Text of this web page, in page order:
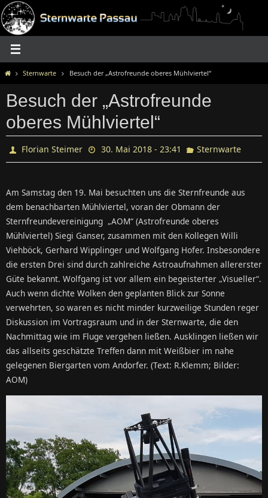
Zum
Inhalt
springen
HomeSternwarte Besuch der „Astrofreunde oberes Mühlviertel“
Besuch der „Astrofreunde
oberes Mühlviertel“
Florian Steimer 30. Mai 2018 - 23:41 Sternwarte
Am Samstag den 19. Mai besuchten uns die Sternfreunde aus
dem benachbarten Mühlviertel, voran der Obmann der
Sternfreundevereinigung „AOM“ (Astrofreunde oberes
Mühlviertel) Siegi Ganser, zusammen mit den Kollegen Willi
Viehböck, Gerhard Wipplinger und Wolfgang Hofer. Insbesondere
die ersten Drei sind durch zahlreiche Astroaufnahmen allererster
Güte bekannt. Wolfgang ist vor allem ein begeisterter „Visueller“.
Auch wenn dichte Wolken den geplanten Blick zur Sonne
verwehrten, so waren es nicht minder kurzweilige Stunden reger
Diskussion im Vortragsraum und in der Sternwarte, die den
Nachmittag wie im Fluge vergehen ließen. Ausklingen ließen wir
das allseits geschätzte Treffen dann mit Weißbier im nahe
gelegenen Biergarten vom Andorfer. (Text: R.Klemm; Bilder:
AOM)